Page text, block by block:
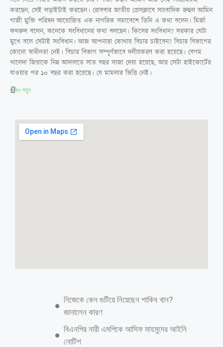
করছেন, সেই লড়াইটাই করছেন। রোববার জাতীয় প্রেসক্লাবে সাংবাদিক রুহুল আমিন
গাজী মুক্তি পরিষদ আয়োজিত এক নাগরিক সমাবেশে তিনি এ কথা বলেন। মির্জা
ফখরুল বলেন, অনেকে সংবিধানের কথা বলছেন। কিসের সংবিধান? সরকার যেটা
মুখে বলে সেটাই সংবিধান। আজ আপনারা কোথায় বিচার চাইবেন? বিচার বিভাগের
কোনো স্বাধীনতা নেই। বিচার বিভাগ সম্পূর্ণভাবে দলীয়করণ করা হয়েছে। বেগম
খালেদা জিয়াকে নিম্ন আদালতে সাত বছর সাজা দেয়া হয়েছে, আর সেটা হাইকোর্টের
যাওয়ার পর ১০ বছর করা হয়েছে। যে মামলার ভিত্তি নেই।
আরও পড়ুন
নিজেকে কেন গুটিয়ে নিয়েছেন শাকিব খান?
জানালেন কারণ
বিএনপির নারী এমপিকে আসিফ মাহমুদের আইনি
নোটিশ